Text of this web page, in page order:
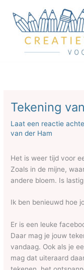
naar
Tekening
Laat een reactie
van der Ham
Het is weer tijd voor
Zoals in de mijne,
andere bloem. Is
Ik ben benieuwd hoe
Er is een leuke
Daar mag je jouw
vandaag. Ook als je
mag dat uiteraard